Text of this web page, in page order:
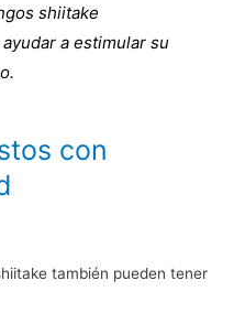
shiitake
a estimular su
con
también pueden tener